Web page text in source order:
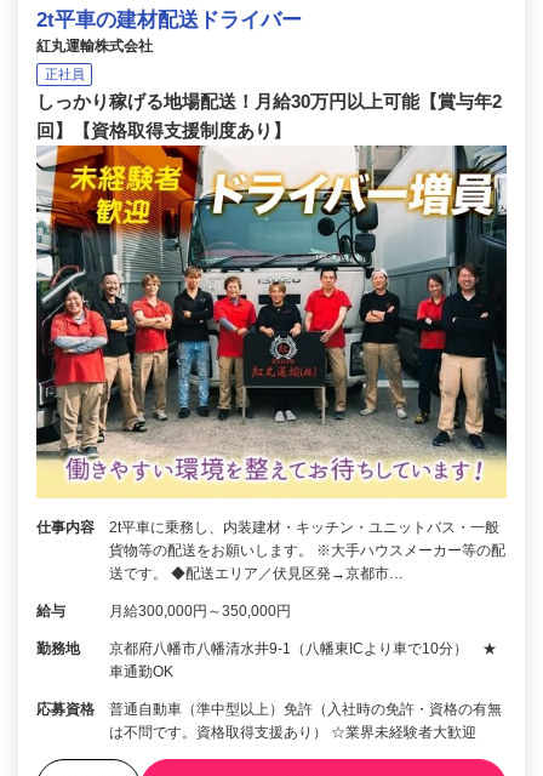
2t平車の建材配送ドライバー
紅丸運輸株式会社
正社員
しっかり稼げる地場配送！月給30万円以上可能【賞与年2
回】【資格取得支援制度あり】
仕事内容
2t平車に乗務し、内装建材・キッチン・ユニットバス・一般
貨物等の配送をお願いします。 ※大手ハウスメーカー等の配
送です。 ◆配送エリア／伏見区発→京都市…
給与 月給300,000円～350,000円
勤務地
京都府八幡市八幡清水井9-1（八幡東ICより車で10分） ★
車通勤OK
応募資格
普通自動車（準中型以上）免許（入社時の免許・資格の有無
は不問です。資格取得支援あり） ☆業界未経験者大歓迎